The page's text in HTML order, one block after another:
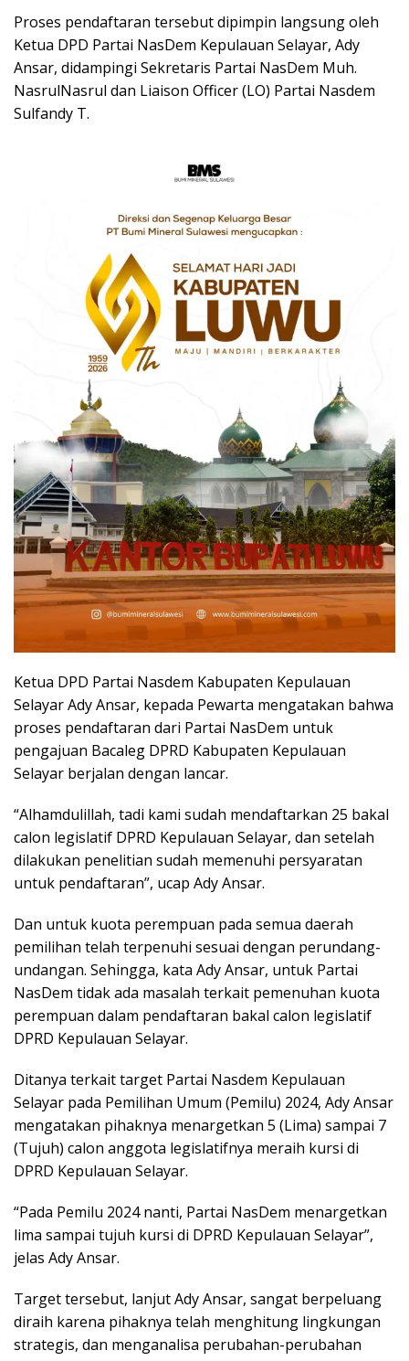
Proses pendaftaran tersebut dipimpin langsung oleh
Ketua DPD Partai NasDem Kepulauan Selayar, Ady
Ansar, didampingi Sekretaris Partai NasDem Muh.
NasrulNasrul dan Liaison Officer (LO) Partai Nasdem
Sulfandy T.
Ketua DPD Partai Nasdem Kabupaten Kepulauan
Selayar Ady Ansar, kepada Pewarta mengatakan bahwa
proses pendaftaran dari Partai NasDem untuk
pengajuan Bacaleg DPRD Kabupaten Kepulauan
Selayar berjalan dengan lancar.
“Alhamdulillah, tadi kami sudah mendaftarkan 25 bakal
calon legislatif DPRD Kepulauan Selayar, dan setelah
dilakukan penelitian sudah memenuhi persyaratan
untuk pendaftaran”, ucap Ady Ansar.
Dan untuk kuota perempuan pada semua daerah
pemilihan telah terpenuhi sesuai dengan perundang-
undangan. Sehingga, kata Ady Ansar, untuk Partai
NasDem tidak ada masalah terkait pemenuhan kuota
perempuan dalam pendaftaran bakal calon legislatif
DPRD Kepulauan Selayar.
Ditanya terkait target Partai Nasdem Kepulauan
Selayar pada Pemilihan Umum (Pemilu) 2024, Ady Ansar
mengatakan pihaknya menargetkan 5 (Lima) sampai 7
(Tujuh) calon anggota legislatifnya meraih kursi di
DPRD Kepulauan Selayar.
“Pada Pemilu 2024 nanti, Partai NasDem menargetkan
lima sampai tujuh kursi di DPRD Kepulauan Selayar”,
jelas Ady Ansar.
Target tersebut, lanjut Ady Ansar, sangat berpeluang
diraih karena pihaknya telah menghitung lingkungan
strategis, dan menganalisa perubahan-perubahan